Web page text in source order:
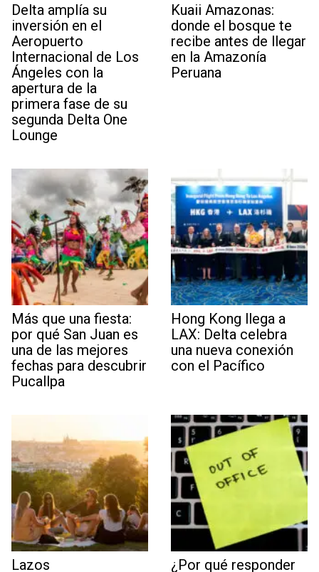
Delta amplía su
inversión en el
Aeropuerto
Internacional de Los
Ángeles con la
apertura de la
primera fase de su
segunda Delta One
Lounge
Kuaii Amazonas:
donde el bosque te
recibe antes de llegar
en la Amazonía
Peruana
Más que una fiesta:
por qué San Juan es
una de las mejores
fechas para descubrir
Pucallpa
Hong Kong llega a
LAX: Delta celebra
una nueva conexión
con el Pacífico
Lazos
¿Por qué responder